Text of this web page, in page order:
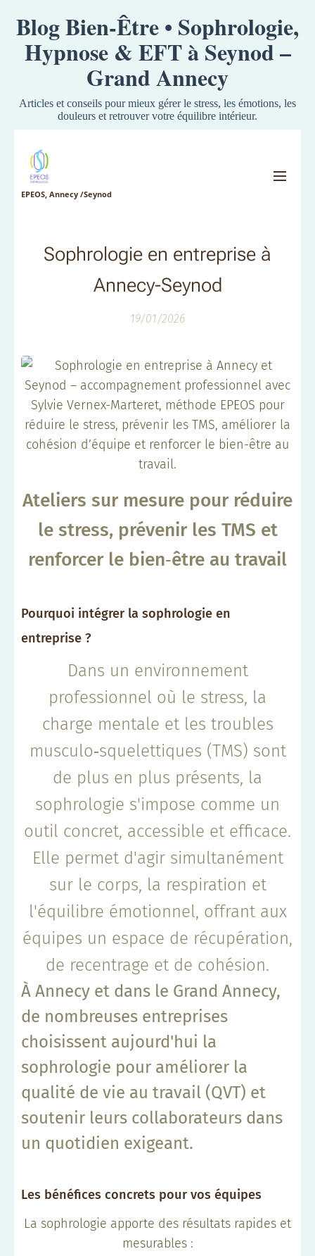
Blog Bien-Être • Sophrologie,
Hypnose & EFT à Seynod –
Grand Annecy
Articles et conseils pour mieux gérer le stress, les émotions, les
douleurs et retrouver votre équilibre intérieur.
EPEOS, Annecy /Seynod
Sophrologie en entreprise à
Annecy-Seynod
19/01/2026
Ateliers sur mesure pour réduire
le stress, prévenir les TMS et
renforcer le bien‑être au travail
Pourquoi intégrer la sophrologie en
entreprise ?
Dans un environnement
professionnel où le stress, la
charge mentale et les troubles
musculo‑squelettiques (TMS) sont
de plus en plus présents, la
sophrologie s'impose comme un
outil concret, accessible et efficace.
Elle permet d'agir simultanément
sur le corps, la respiration et
l'équilibre émotionnel, offrant aux
équipes un espace de récupération,
de recentrage et de cohésion.
À Annecy et dans le Grand Annecy,
de nombreuses entreprises
choisissent aujourd'hui la
sophrologie pour améliorer la
qualité de vie au travail (QVT) et
soutenir leurs collaborateurs dans
un quotidien exigeant.
Les bénéfices concrets pour vos équipes
La sophrologie apporte des résultats rapides et
mesurables :